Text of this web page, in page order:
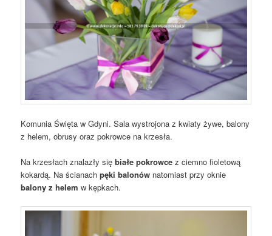
Komunia Święta w Gdyni. Sala wystrojona z kwiaty żywe, balony
z helem, obrusy oraz pokrowce na krzesła.
Na krzesłach znalazły siębiałe pokrowce z ciemno fioletową
kokardą. Na ścianachpęki balonów natomiast przy oknie
balony z helem w kępkach.